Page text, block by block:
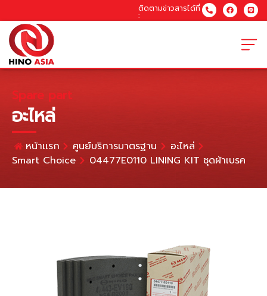
ติดตามข่าวสารได้ที่
:
Spare part
อะไหล่
หน้าเเรก ศูนย์บริการมาตรฐาน
อะไหล่
Smart Choice
04477E0110 LINING KIT ชุดผ้าเบรค